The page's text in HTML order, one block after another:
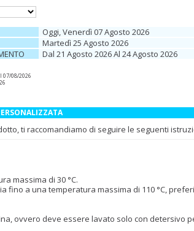
Oggi, Venerdì 07 Agosto 2026
Martedì 25 Agosto 2026
Dal 21 Agosto 2026 Al 24 Agosto 2026
08/2026
ti raccomandiamo di seguire le seguenti
massima di 30 °C.
fino a una temperatura massima di 110 °C,
ovvero deve essere lavato solo con detersivo